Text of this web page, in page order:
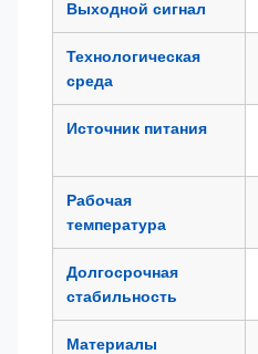
Выходной сигнал
Технологическая
среда
Источник питания
Рабочая
температура
Долгосрочная
стабильность
Материалы